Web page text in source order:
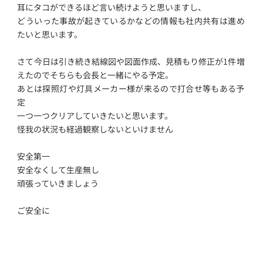
耳にタコができるほど言い続けようと思いますし、
どういった事故が起きているかなどの情報も社内共有は進め
たいと思います。
さて今日は引き続き結線図や図面作成、見積もり修正が1件増
えたのでそちらも会長と一緒にやる予定。
あとは探照灯や灯具メーカー様が来るので打合せ等もある予
定
一つ一つクリアしていきたいと思います。
怪我の状況も経過観察しないといけません
安全第一
安全なくして生産無し
頑張っていきましょう
ご安全に